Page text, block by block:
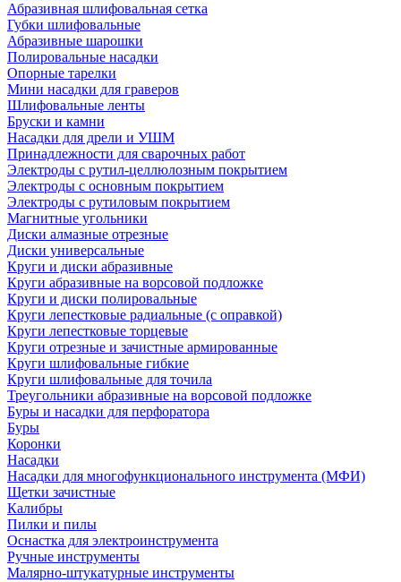
Абразивная шлифовальная сетка
Губки шлифовальные
Абразивные шарошки
Полировальные насадки
Опорные тарелки
Мини насадки для граверов
Шлифовальные ленты
Бруски и камни
Насадки для дрели и УШМ
Принадлежности для сварочных работ
Электроды с рутил-целлюлозным покрытием
Электроды с основным покрытием
Электроды с рутиловым покрытием
Магнитные угольники
Диски алмазные отрезные
Диски универсальные
Круги и диски абразивные
Круги абразивные на ворсовой подложке
Круги и диски полировальные
Круги лепестковые радиальные (с оправкой)
Круги лепестковые торцевые
Круги отрезные и зачистные армированные
Круги шлифовальные гибкие
Круги шлифовальные для точила
Треугольники абразивные на ворсовой подложке
Буры и насадки для перфоратора
Буры
Коронки
Насадки
Насадки для многофункционального инструмента (МФИ)
Щетки зачистные
Калибры
Пилки и пилы
Оснастка для электроинструмента
Ручные инструменты
Малярно-штукатурные инструменты